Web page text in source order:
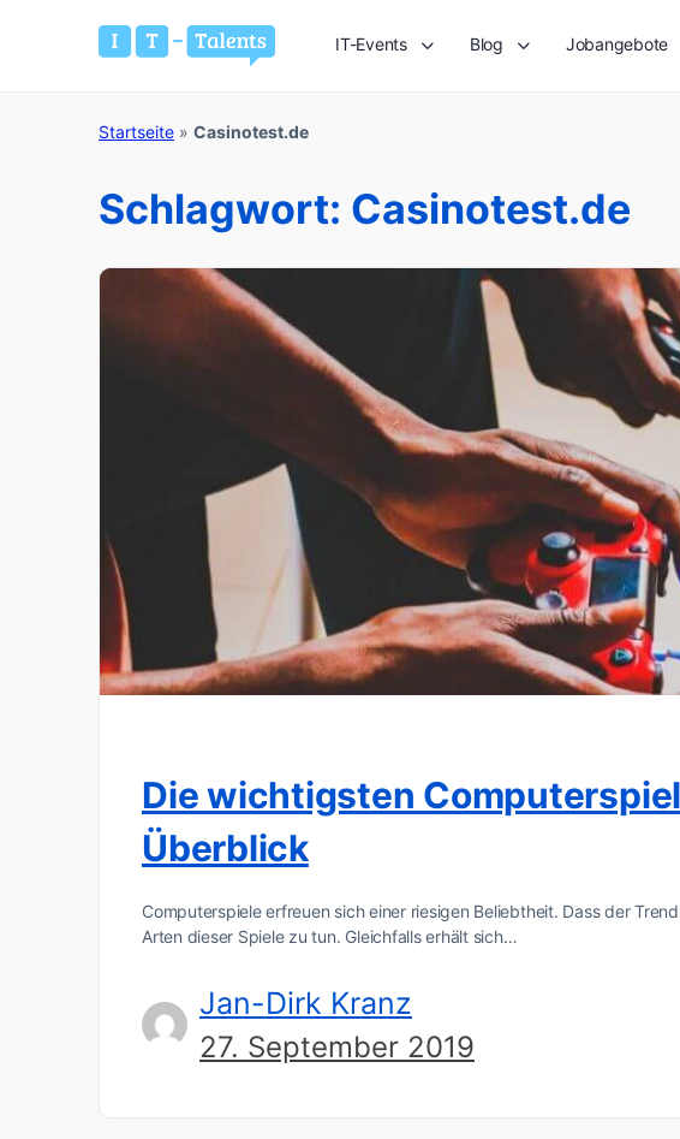
IT-Events Blog Jobangebote
Startseite » Casinotest.de
Schlagwort: Casinotest.de
Die wichtigsten
Überblick
Computerspiele erfreuen sich einer riesigen Beliebtheit. Dass der
Arten dieser Spiele zu tun. Gleichfalls erhält sich…
Jan-Dirk Kranz
27. September 2019